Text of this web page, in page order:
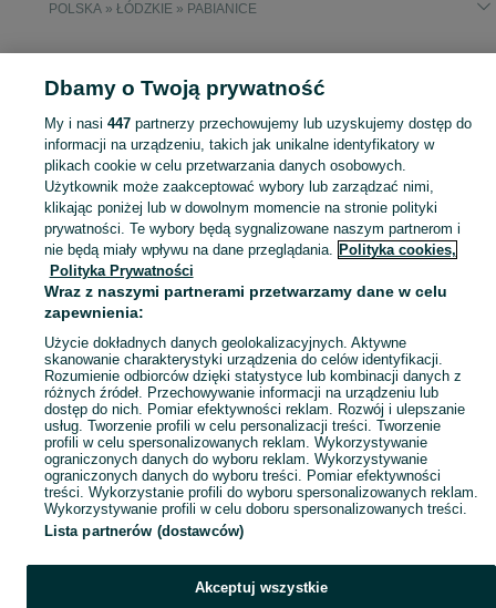
POLSKA » ŁÓDZKIE » PABIANICE
KATEGORIA
Antyki i przedmioty kolekcjonerskie na OLX – odkryj wyjątkowe oferty antyków i rzadkich przedmiotów. Sprawdź unikalne kolekcje! Pabianice i okolice. Zobacz
Mapa kategorii
Mapa miejscowości
Mapa ministron
Popularne wyszukiwania
Dbamy o Twoją prywatność
My i nasi 447partnerzy przechowujemy lub uzyskujemy dostęp do
informacji na urządzeniu, takich jak unikalne identyfikatory w
plikach cookie w celu przetwarzania danych osobowych.
Użytkownik może zaakceptować wybory lub zarządzać nimi,
klikając poniżej lub w dowolnym momencie na stronie polityki
prywatności. Te wybory będą sygnalizowane naszym partnerom i
nie będą miały wpływu na dane przeglądania. Polityka cookies,
Polityka Prywatności
Wraz z naszymi partnerami przetwarzamy dane w celu
zapewnienia:
Użycie dokładnych danych geolokalizacyjnych. Aktywne
skanowanie charakterystyki urządzenia do celów identyfikacji.
Rozumienie odbiorców dzięki statystyce lub kombinacji danych z
różnych źródeł. Przechowywanie informacji na urządzeniu lub
dostęp do nich. Pomiar efektywności reklam. Rozwój i ulepszanie
usług. Tworzenie profili w celu personalizacji treści. Tworzenie
profili w celu spersonalizowanych reklam. Wykorzystywanie
ograniczonych danych do wyboru reklam. Wykorzystywanie
ograniczonych danych do wyboru treści. Pomiar efektywności
treści. Wykorzystanie profili do wyboru spersonalizowanych reklam.
Wykorzystywanie profili w celu doboru spersonalizowanych treści.
Lista partnerów (dostawców)
Akceptuj wszystkie